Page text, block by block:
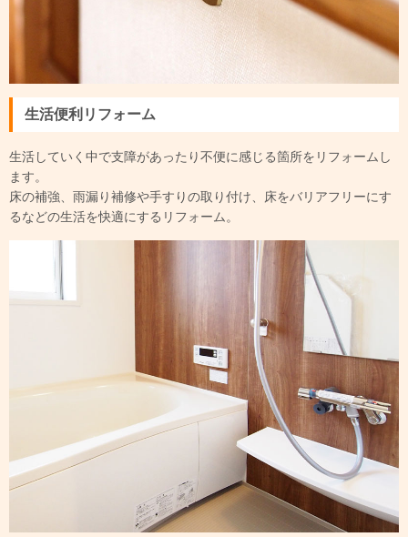
生活便利リフォーム
生活していく中で支障があったり不便に感じる箇所をリフォームし
ます。
床の補強、雨漏り補修や手すりの取り付け、床をバリアフリーにす
るなどの生活を快適にするリフォーム。